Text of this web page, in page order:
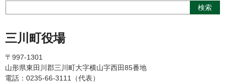
三川町役場
〒997-1301
山形県東田川郡三川町大字横山字西田85番地
電話：0235-66-3111（代表）